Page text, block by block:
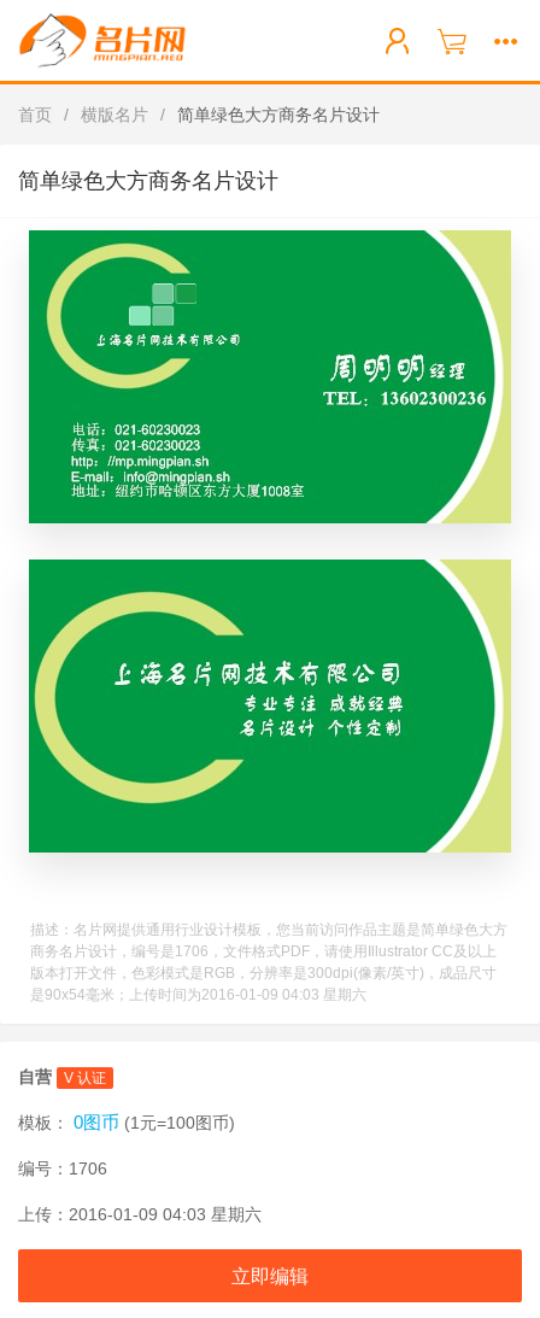
首页 / 横版名片 / 简单绿色大方商务名片设计
简单绿色大方商务名片设计
描述：名片网提供通用行业设计模板，您当前访问作品主题是简单绿色大方
商务名片设计，编号是1706，文件格式PDF，请使用Illustrator CC及以上
版本打开文件，色彩模式是RGB，分辨率是300dpi(像素/英寸)，成品尺寸
是90x54毫米；上传时间为2016-01-09 04:03 星期六
自营 V 认证
模板： 0图币 (1元=100图币)
编号：1706
上传：2016-01-09 04:03 星期六
立即编辑